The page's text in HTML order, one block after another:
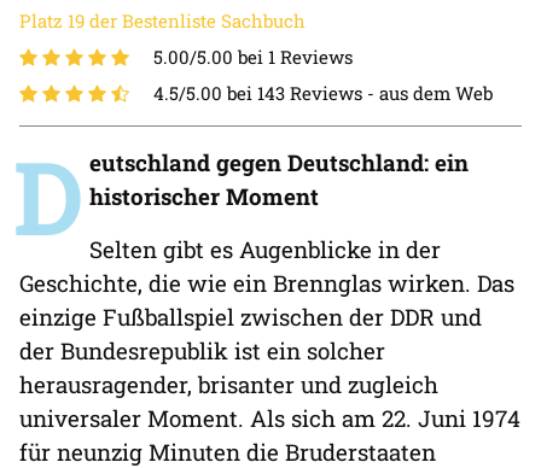
Platz 19 der Bestenliste Sachbuch
5.00/5.00 bei 1 Reviews
4.5/5.00 bei 143 Reviews - aus dem Web
D eutschland gegen Deutschland: ein
historischer Moment
Selten gibt es Augenblicke in der
Geschichte, die wie ein Brennglas wirken. Das
einzige Fußballspiel zwischen der DDR und
der Bundesrepublik ist ein solcher
herausragender, brisanter und zugleich
universaler Moment. Als sich am 22. Juni 1974
für neunzig Minuten die Bruderstaaten